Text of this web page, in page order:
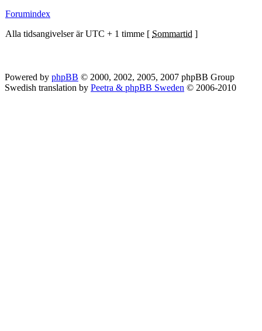
Forumindex
Alla tidsangivelser är UTC + 1 timme [ Sommartid ]
Powered by phpBB © 2000, 2002, 2005, 2007 phpBB Group
Swedish translation by Peetra & phpBB Sweden © 2006-2010